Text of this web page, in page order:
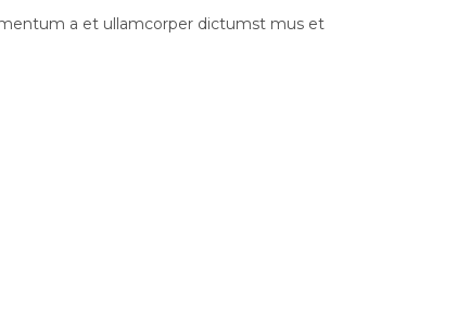
a et ullamcorper dictumst mus et